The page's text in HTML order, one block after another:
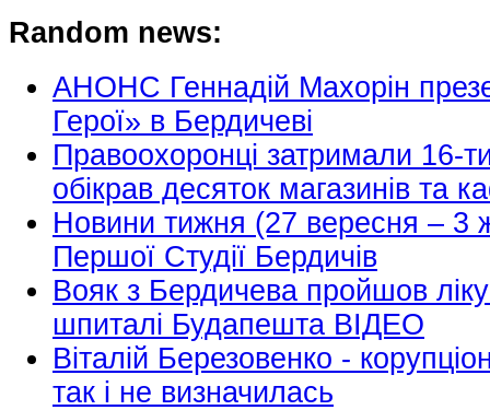
Random news:
АНОНС Геннадій Махорін
Герої» в Бердичеві
Правоохоронці затримали 16-
обікрав десяток магазинів та
Новини тижня (27 вересня – 3
Першої Студії Бердичів
Вояк з Бердичева пройшов
шпиталі Будапешта ВІДЕО
Віталій Березовенко -
так і не визначилась